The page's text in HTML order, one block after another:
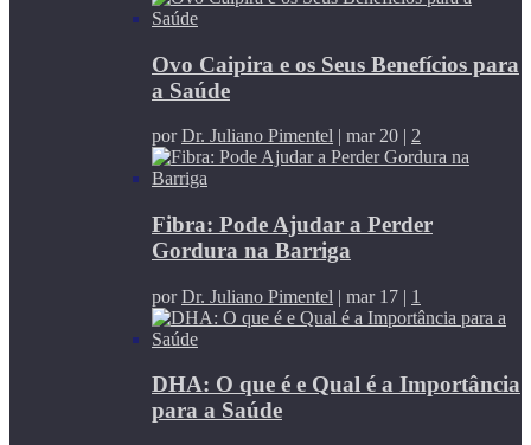
Ovo Caipira e os Seus Benefícios para
a Saúde
porDr. Juliano Pimentel | mar 20 | 2
Fibra: Pode Ajudar a Perder
Gordura na Barriga
porDr. Juliano Pimentel | mar 17 | 1
DHA: O que é e Qual é a Importância
para a Saúde